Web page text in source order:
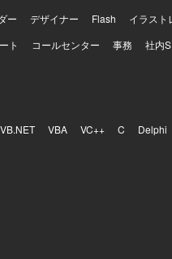
ー デザイナー Flash イラスト
ト コールセンター 事務 社内
VB.NET VBA VC++ C Delphi